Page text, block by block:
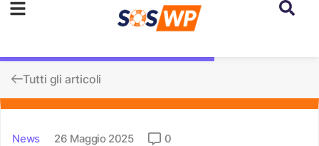
Tutti gli articoli
News 26 Maggio 2025 0